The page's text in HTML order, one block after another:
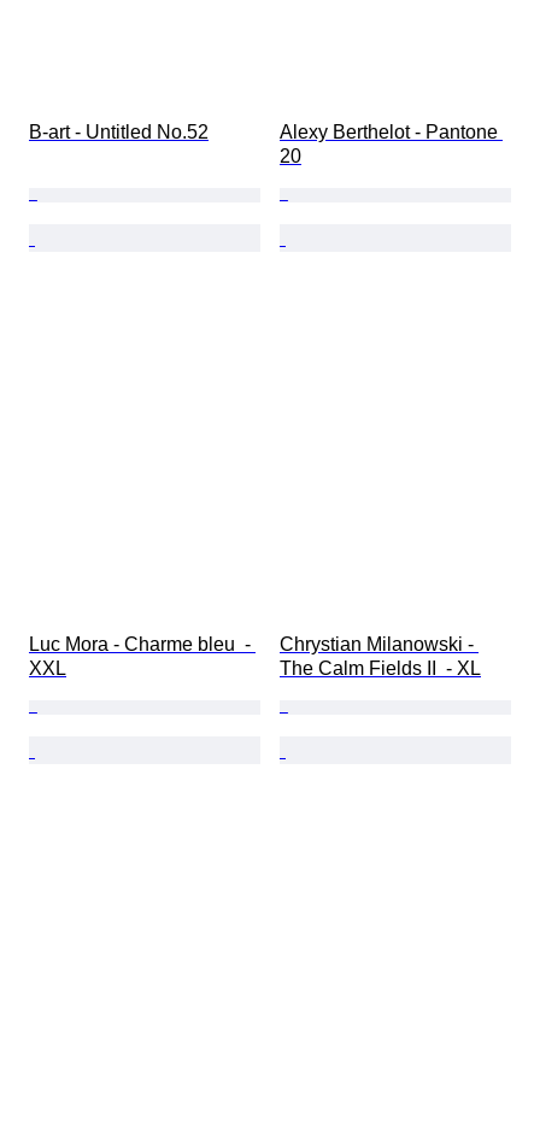
B-art - Untitled No.52
Alexy Berthelot - Pantone
20
Luc Mora - Charme bleu  -
XXL
Chrystian Milanowski -
The Calm Fields II  - XL